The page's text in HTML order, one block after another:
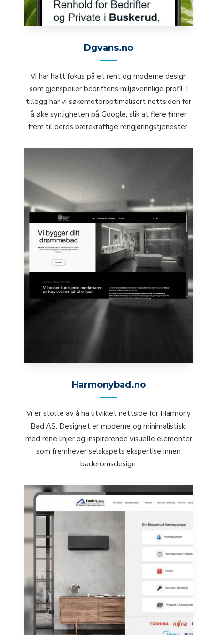
Dgvans.no
Vi har hatt fokus på et rent og moderne design
som gjenspeiler bedriftens miljøvennlige profil. I
tillegg har vi søkemotoroptimalisert nettsiden for
å øke synligheten på Google, slik at flere finner
frem til deres bærekraftige rengjøringstjenester.
Harmonybad.no
Vi er stolte av å ha utviklet nettside for Harmony
Bad AS. Designet er moderne og minimalistisk,
med rene linjer og inspirerende visuelle elementer
som fremhever selskapets ekspertise innen
baderomsdesign.